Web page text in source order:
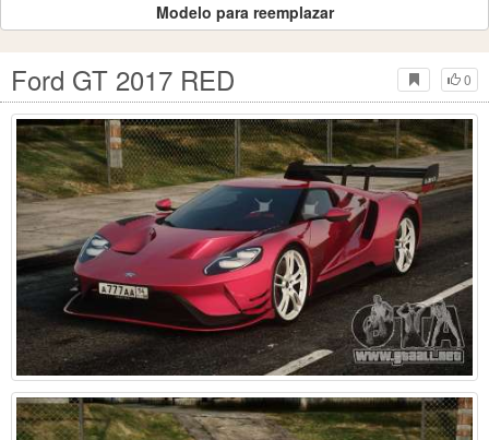
Modelo para reemplazar
0
Ford GT 2017 RED